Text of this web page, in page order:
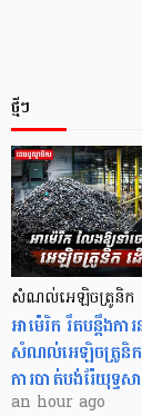
ថ្មីៗ
សំណល់អេឡិចត្រូនិក
អាម៉េរិក រឹតបន្តឹងក
សំណល់អេឡិចត្រូនិក
ការបាត់បង់រ៉ែយុទ្ធស
an hour ago